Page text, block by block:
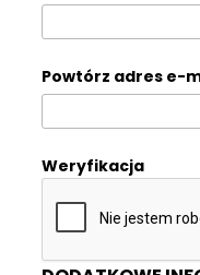
Powtórz adres e-
Weryfikacja